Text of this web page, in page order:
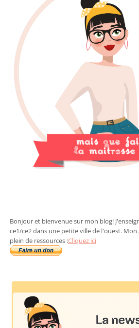
Bonjour et bienvenue sur mon blog!
ce1/ce2 dans une petite ville de l'ouest.
plein de ressources :Cliquez ici